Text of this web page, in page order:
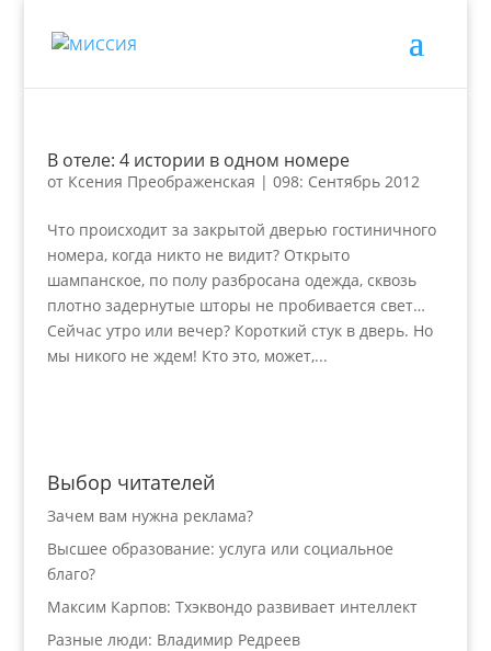
В отеле: 4 истории в одном номере
от Ксения Преображенская | 098: Сентябрь 2012
Что происходит за закрытой дверью гостиничного
номера, когда никто не видит? Открыто
шампанское, по полу разбросана одежда, сквозь
плотно задернутые шторы не пробивается свет…
Сейчас утро или вечер? Короткий стук в дверь. Но
мы никого не ждем! Кто это, может,...
Выбор читателей
Зачем вам нужна реклама?
Высшее образование: услуга или социальное
благо?
Максим Карпов: Тхэквондо развивает интеллект
Разные люди: Владимир Редреев